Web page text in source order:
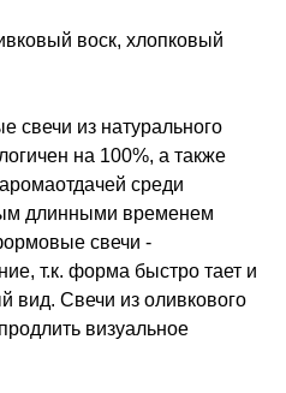
воск, хлопковый
из натурального
на 100%, а также
среди
длинными временем
свечи -
т.к. форма быстро тает и
вид. Cвечи из оливкового
визуальное